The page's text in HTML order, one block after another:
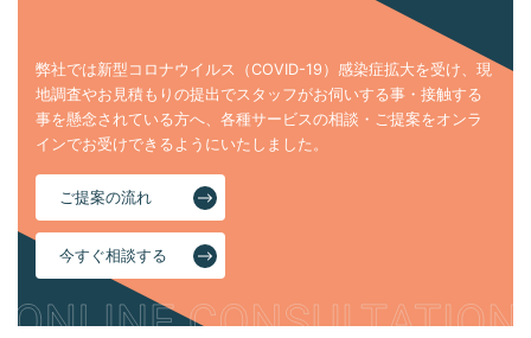
弊社では新型コロナウイルス（COVID-19）感染症拡大を受け、現
地調査やお見積もりの提出でスタッフがお伺いする事・接触する
事を懸念されている方へ、各種サービスの相談・ご提案をオンラ
インでお受けできるようにいたしました。
ご提案の流れ
今すぐ相談する